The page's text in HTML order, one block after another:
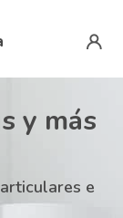
y más
e